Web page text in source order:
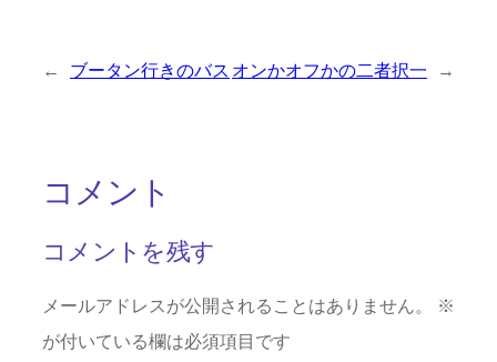
← ブータン行きのバス オンかオフかの二者択一 →
コメント
コメントを残す
メールアドレスが公開されることはありません。
※
が付いている欄は必須項目です